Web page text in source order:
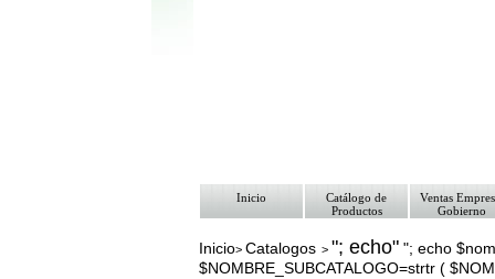
Inicio
Catálogo de
Productos
Ventas
Gobierno
Inicio>Catalogos > "; echo" "; echo
$NOMBRE_SUBCATALOGO=strtr (